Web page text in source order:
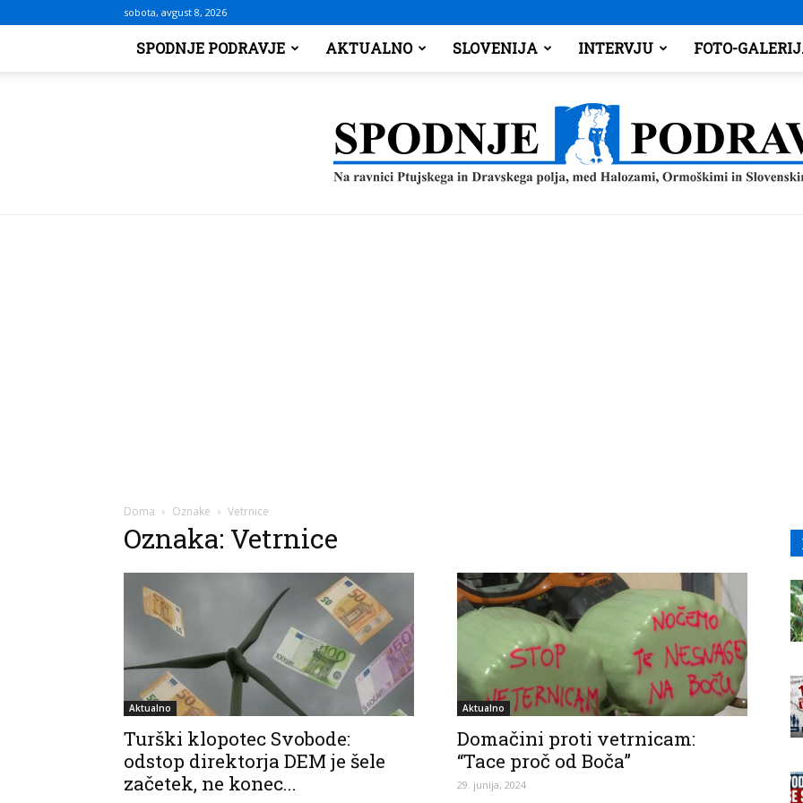
sobota, avgust 8, 2026
SPODNJE PODRAVJE AKTUALNO SLOVENIJA INTERVJU FOTO-
Doma Oznake Vetrnice
Oznaka: Vetrnice
Aktualno
Turški klopotec Svobode:
odstop direktorja DEM je šele
začetek, ne konec...
Aktualno
Domačini proti vetrnicam:
“Tace proč od Boča”
29. junija, 2024